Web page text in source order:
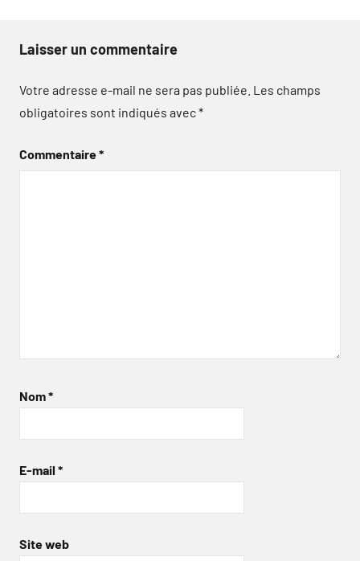
Laisser un commentaire
Votre adresse e-mail ne sera pas publiée. Les champs
obligatoires sont indiqués avec*
Commentaire*
Nom*
E-mail *
Site web